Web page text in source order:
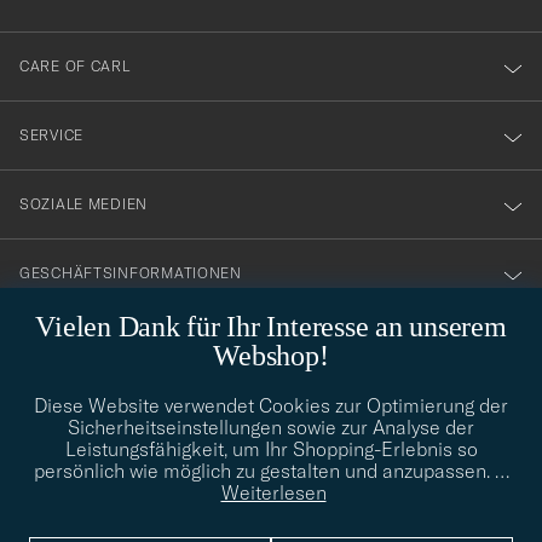
Vielen Dank für Ihr Interesse an unserem
Webshop!
Diese Website verwendet Cookies zur Optimierung der
Sicherheitseinstellungen sowie zur Analyse der
Leistungsfähigkeit, um Ihr Shopping-Erlebnis so
persönlich wie möglich zu gestalten und anzupassen. …
Weiterlesen
dig
till
vårt
nyhetsbrev!
CARE OF CARL
SERVICE
SOZIALE MEDIEN
GESCHÄFTSINFORMATIONEN
info@careofcarl.de
Benötigen Sie Hilfe bei der Suche nach Ihrem persönlichen Stil?
Wenden Sie sich an uns, wir helfen Ihnen gerne weiter!